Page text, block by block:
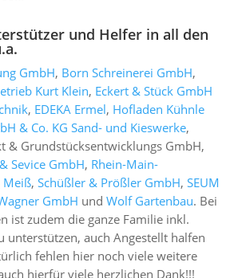
und Helfer in all den
GmbH, Born Schreinerei GmbH,
Kurt Klein, Eckert & Stück GmbH
, EDEKA Ermel​, Hofladen Kühnle
& Co. KG Sand- und Kieswerke,
& Grundstücksentwicklungs GmbH,
Sevice GmbH, Rhein-Main-
Meiß​,Schüßler & Prößler GmbH,SEUM
GmbH undWolf Gartenbau. Bei
ist zudem die ganze Familie inkl.
unterstützen, auch Angestellt halfen
fehlen hier noch viele weitere
hierfür viele herzlichen Dank!!!